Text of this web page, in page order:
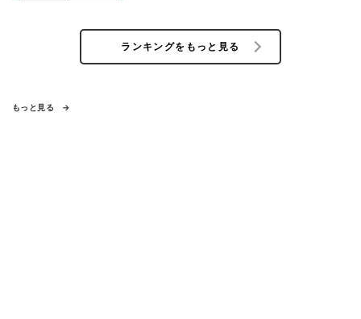
ランキングをもっと見る
もっと見る